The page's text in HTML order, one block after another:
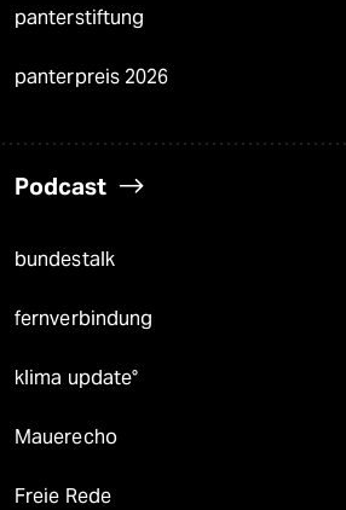
panterstiftung
panterpreis 2026
Podcast
bundestalk
fernverbindung
klima update°
Mauerecho
Freie Rede